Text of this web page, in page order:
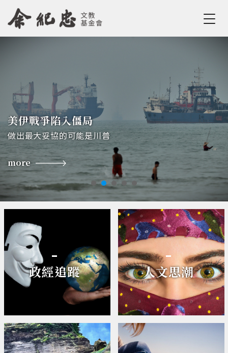
Jump to Navigation
Jump to Main content
美伊戰爭陷入僵局
做出最大妥協的可能是川普
more
政經追蹤 人文思潮